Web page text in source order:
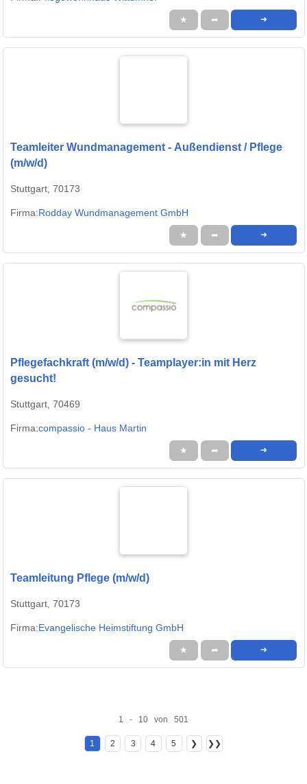
★ ➦ ➜
Teamleiter Wundmanagement - Außendienst / Pflege
(m/w/d)
Stuttgart, 70173
Firma:Rodday Wundmanagement GmbH
★ ➦ ➜
Pflegefachkraft (m/w/d) - Teamplayer:in mit Herz
gesucht!
Stuttgart, 70469
Firma:compassio - Haus Martin
★ ➦ ➜
Teamleitung Pflege (m/w/d)
Stuttgart, 70173
Firma:Evangelische Heimstiftung GmbH
★ ➦ ➜
1 - 10 von 501
1 2 3 4 5 ❯ ❯❯